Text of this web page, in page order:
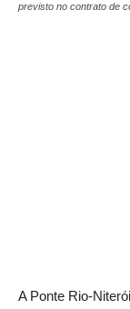
previsto no contrato de
A Ponte Rio-